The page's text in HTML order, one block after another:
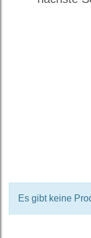
Es gibt keine